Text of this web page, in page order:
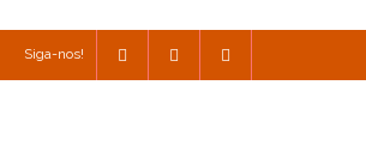
Siga-nos!